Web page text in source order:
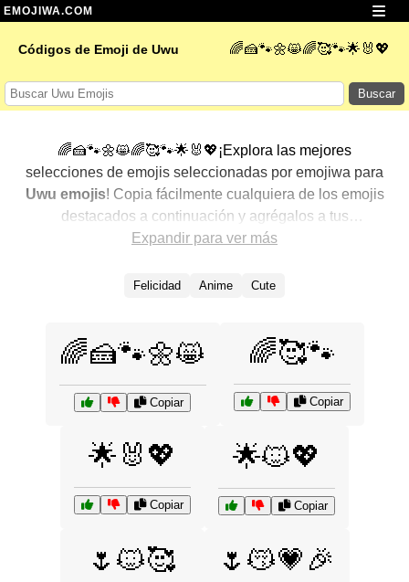
EMOJIWA.COM
Códigos de Emoji de Uwu 🌈🍰🐾🌼😸🌈🥰🐾🌟🐰💖
Buscar
🌈🍰🐾🌼😸🌈🥰🐾🌟🐰💖¡Explora las mejores
selecciones de emojis seleccionadas por emojiwa para
Uwu emojis! Copia fácilmente cualquiera de los emojis
destacados a continuación y agrégalos a tus
conversaciones para un toque personalizado. Hemos
mostrando primero los más populares. ¿Buscas más?
Expandir para ver más
Felicidad Anime Cute
🌈🍰🐾🌼😸
Copiar
🌈🥰🐾
Copiar
🌟🐰💖
Copiar
🌟🐱💖
Copiar
🌷🐱🥰 🌷😽💗🎉